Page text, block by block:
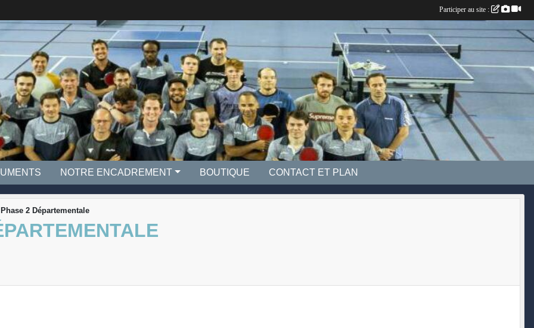
NOTRE ENCADREMENT BOUTIQUE CONTACT ET PLAN
2 Départementale
Participer au site :